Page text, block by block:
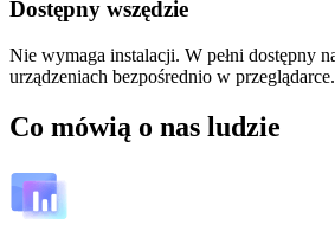
Dostępny wszędzie
Nie wymaga instalacji. W pełni dostępny
urządzeniach bezpośrednio w przeglądarce.
Co mówią o nas ludzie